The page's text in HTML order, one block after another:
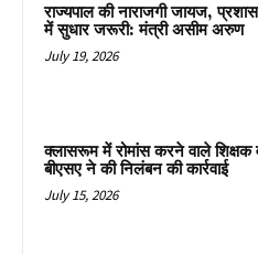
राज्यपाल की नाराजगी जायज,
में सुधार जरूरी: मंत्री असीम अरुण
July 19, 2026
क्लासरूम में रोमांस करने वाले शिक्षक
बीएसए ने की निलंबन की कार्रवाई
July 15, 2026